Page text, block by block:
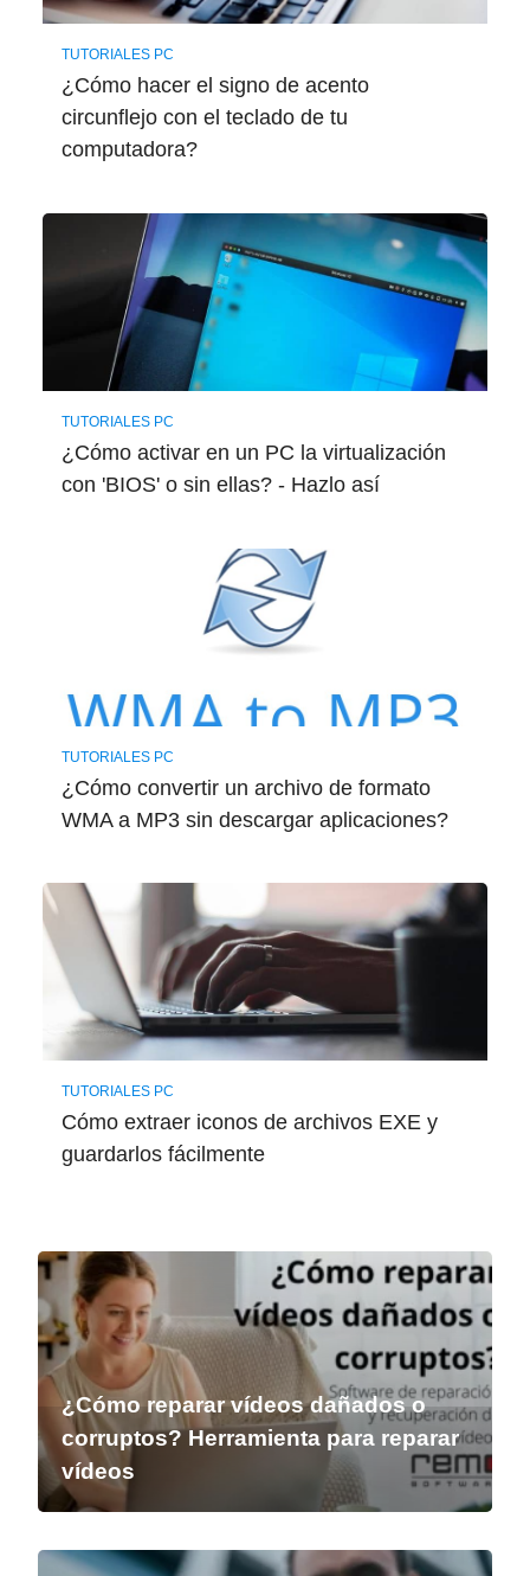
TUTORIALES PC
¿Cómo hacer el signo de acento
circunflejo con el teclado de tu
computadora?
TUTORIALES PC
¿Cómo activar en un PC la virtualización
con 'BIOS' o sin ellas? - Hazlo así
TUTORIALES PC
¿Cómo convertir un archivo de formato
WMA a MP3 sin descargar aplicaciones?
TUTORIALES PC
Cómo extraer iconos de archivos EXE y
guardarlos fácilmente
¿Cómo reparar vídeos dañados o
corruptos? Herramienta para reparar
vídeos